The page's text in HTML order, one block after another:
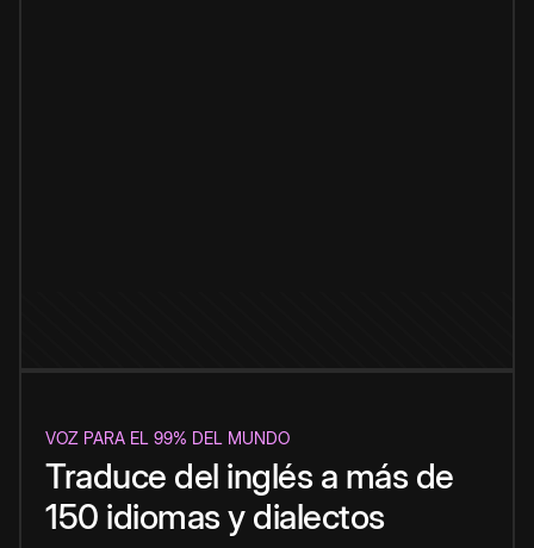
VOZ PARA EL 99% DEL MUNDO
Traduce del inglés a más de
150 idiomas y dialectos